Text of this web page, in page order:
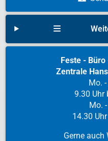
Feste -
Zentrale
Mo.
9.30 Uhr
Mo.
14.30
Gerne auch